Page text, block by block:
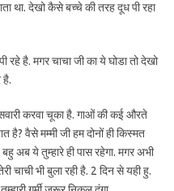
था. देखो कैसे बच्चे की तरह दूध पी रहा
रहे है. मगर चाचा जी का ये घोडा तो देखो
है.
करवा चूका है. गाओं की कई औरते
है? वैसे मम्मी जी हम दोनों ही किस्मत
अब ये तुम्हारे ही पास रहेगा. मगर अभी
चाची भी बुला रही है. 2 दिन से यही हु.